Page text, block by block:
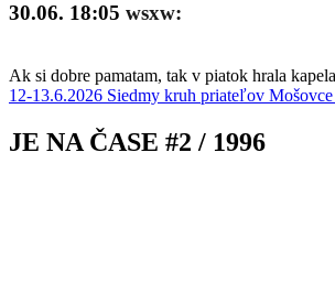
30.06. 18:05 wsxw:
Ak si dobre pamatam, tak v piatok hrala
12-13.6.2026 Siedmy kruh priateľov
JE NA ČASE #2 / 1996